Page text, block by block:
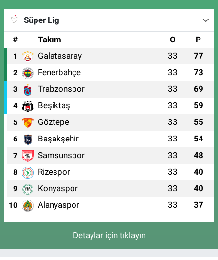
Süper Lig
#
Takım O P
1 Galatasaray 33 77
2 Fenerbahçe 33 73
3 Trabzonspor 33 69
4 Beşiktaş 33 59
5 Göztepe 33 55
6 Başakşehir 33 54
7 Samsunspor 33 48
8 Rizespor 33 40
9 Konyaspor 33 40
10 Alanyaspor 33 37
Detaylar için tıklayın